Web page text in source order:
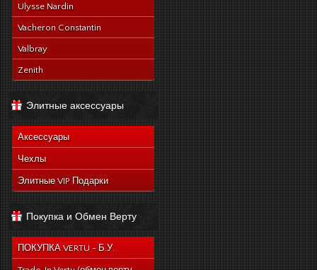
Ulysse Nardin
Vacheron Constantin
Valbray
Zenith
Элитные аксессуары
Аксессуары
Чехлы
Элитные VIP Подарки
Покупка и Обмен Верту
ПОКУПКА VERTU - Б.У.